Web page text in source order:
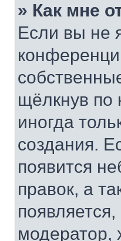
» Как мне
Если вы не
щёлкнув по
иногда
создания.
появится
правок, а
модератор,